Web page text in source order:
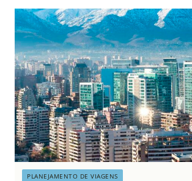
PLANEJAMENTO DE VIAGENS